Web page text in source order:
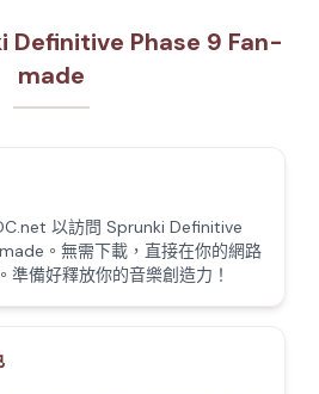
Definitive Phase 9 Fan-
made
以訪問 Sprunki Definitive
。無需下載，直接在你的網路
準備好釋放你的音樂創造力！